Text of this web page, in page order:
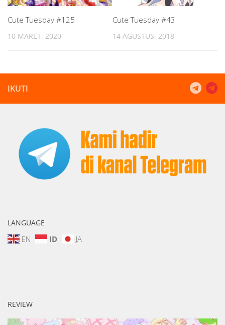
Cute Tuesday #125
10 MARET, 2020
Cute Tuesday #43
14 AGUSTUS, 2018
IKUTI
LANGUAGE
EN ID JA
REVIEW